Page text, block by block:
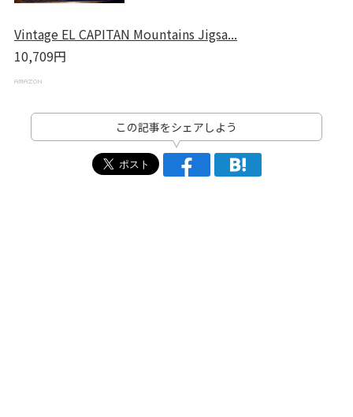
Vintage EL CAPITAN Mountains Jigsa...
10,709円
この記事をシェアしよう